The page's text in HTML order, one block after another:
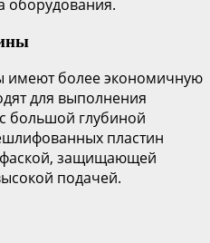
оборудования.
более экономичную
для выполнения
большой глубиной
пластин
защищающей
подачей.